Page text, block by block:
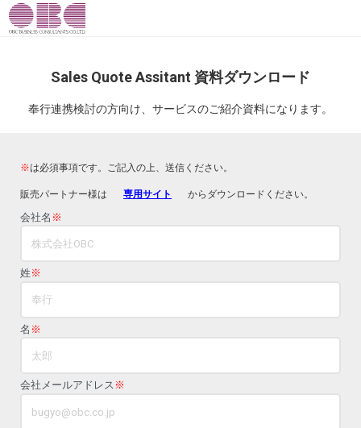
Sales Quote Assitant 資料ダウンロード
奉行連携検討の方向け、サービスのご紹介資料になります。
※は必須事項です。ご記入の上、送信ください。
販売パートナー様は 専用サイト からダウンロードください。
会社名 ※
姓 ※
名 ※
会社メールアドレス ※